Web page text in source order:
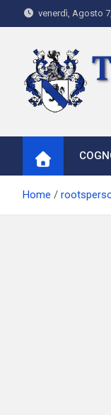
to
venerdì, Agosto
Tutti i
Home